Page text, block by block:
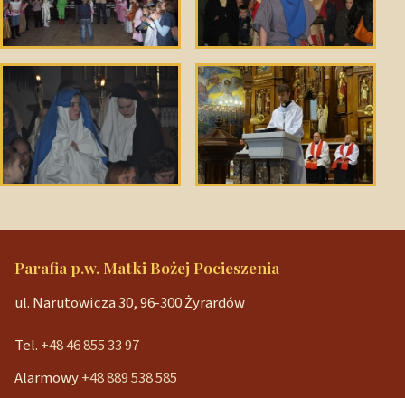
Parafia p.w. Matki Bożej Pocieszenia
ul. Narutowicza 30, 96-300 Żyrardów
Tel. +48 46 855 33 97
Alarmowy+48 889 538 585